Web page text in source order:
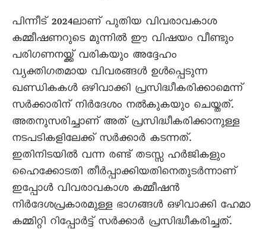
പിന്നീട് 2024ലാണ് പുതിയ വിവരാവകാശ
കമ്മീഷണറുടെ മുന്നിൽ ഈ വിഷയം വീണ്ടും
പരിഗണനയ്ക്ക് വരികയും അദ്ദേഹം
വ്യക്തിഗതമായ വിവരങ്ങൾ ഉൾപ്പെടുന്ന
ഖണ്ഡികകൾ ഒഴിവാക്കി പ്രസിദ്ധീകരിക്കാമെന്ന്
സർക്കാരിന് നിർദേശം നൽകുകയും ചെയ്തത്.
അതനുസരിച്ചാണ് അത് പ്രസിദ്ധീകരിക്കാനുള്ള
നടപടികളിലേക്ക് സർക്കാർ കടന്നത്.
ഇതിനിടയിൽ വന്ന രണ്ട് തടസ്സ ഹർജികളും
ഹെെക്കോടതി തീർപ്പാക്കിയതിനെതുടർന്നാണ്
ഇപ്പോൾ വിവരാവകാശ കമ്മീഷൻ
നിർദേശപ്രകാരമുള്ള ഭാഗങ്ങൾ ഒഴിവാക്കി ഹേമാ
കമ്മിറ്റി റിപ്പോർട്ട് സർക്കാർ പ്രസിദ്ധീകരിച്ചത്.